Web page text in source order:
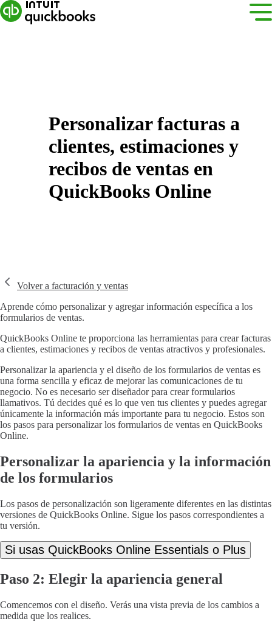
Personalizar facturas a
clientes, estimaciones y
recibos de ventas en
QuickBooks Online
Volver a facturación y ventas
Aprende cómo personalizar y agregar información específica a los
formularios de ventas.
QuickBooks Online te proporciona las herramientas para crear facturas
a clientes, estimaciones y recibos de ventas atractivos y profesionales.
Personalizar la apariencia y el diseño de los formularios de ventas es
una forma sencilla y eficaz de mejorar las comunicaciones de tu
negocio. No es necesario ser diseñador para crear formularios
llamativos. Tú decides qué es lo que ven tus clientes y puedes agregar
únicamente la información más importante para tu negocio. Estos son
los pasos para personalizar los formularios de ventas en QuickBooks
Online.
Personalizar la apariencia y la información
de los formularios
Los pasos de personalización son ligeramente diferentes en las distintas
versiones de QuickBooks Online. Sigue los pasos correspondientes a
tu versión.
Si usas QuickBooks Online Essentials o Plus
Paso 2: Elegir la apariencia general
Comencemos con el diseño. Verás una vista previa de los cambios a
medida que los realices.